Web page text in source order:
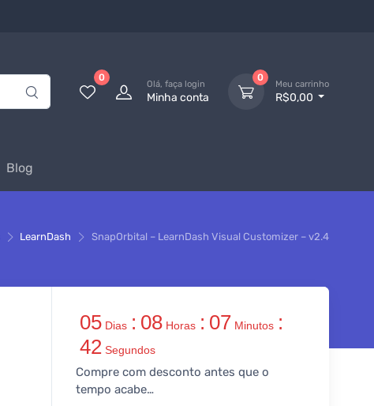
0
Olá, faça login
Minha conta
0
Meu carrinho
R$0,00
Blog
LearnDash SnapOrbital – LearnDash Visual Customizer – v2.4
05 Dias : 08 Horas : 07 Minutos :
42 Segundos
Compre com desconto antes que o
tempo acabe…